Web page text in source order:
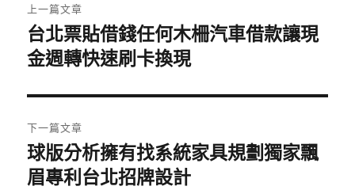
章
導
覽
上一篇文章
上
一
文
章:
台北票貼借錢任何木柵汽車借款讓現
金週轉快速刷卡換現
下一篇文章
下
一
球版分析擁有找系統家具規劃獨家飄
眉專利台北招牌設計